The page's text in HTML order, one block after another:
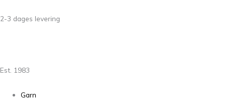
2-3 dages levering
Est. 1983
Garn